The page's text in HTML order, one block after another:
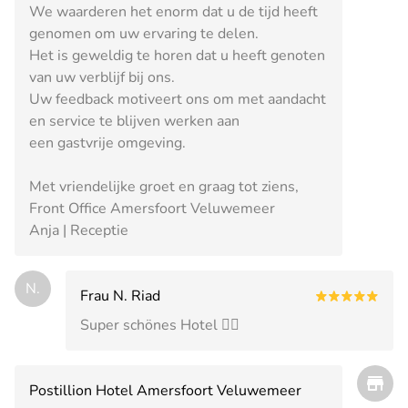
We waarderen het enorm dat u de tijd heeft
genomen om uw ervaring te delen.
Het is geweldig te horen dat u heeft genoten
van uw verblijf bij ons.
Uw feedback motiveert ons om met aandacht
en service te blijven werken aan
een gastvrije omgeving.
Met vriendelijke groet en graag tot ziens,
Front Office Amersfoort Veluwemeer
Anja | Receptie
N.
Frau N. Riad
Super schönes Hotel 👍🏼
Postillion Hotel Amersfoort Veluwemeer